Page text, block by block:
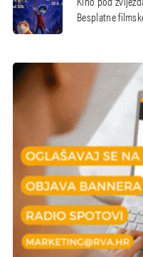
Besplatne